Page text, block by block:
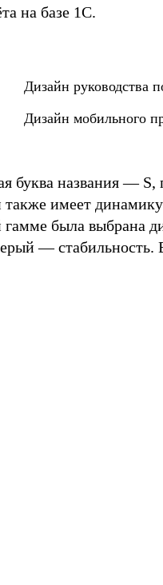
на базе 1С.
Дизайн руководства
Дизайн мобильного
названия — S,
имеет
была выбрана
— стабильность.